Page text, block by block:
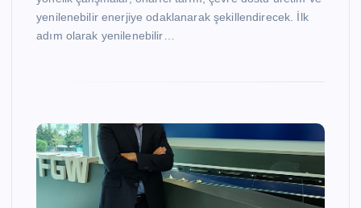
yenilenebilir enerjiye odaklanarak şekillendirecek. İlk
adım olarak yenilenebilir…